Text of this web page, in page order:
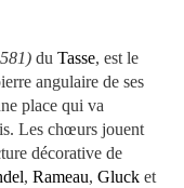
du Tasse, est le
angulaire de ses
place qui va
Les chœurs jouent
décorative de
, Rameau, Gluck et